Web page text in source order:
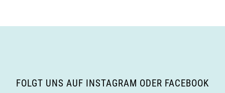
FOLGT UNS AUF INSTAGRAM ODER FACEBOOK